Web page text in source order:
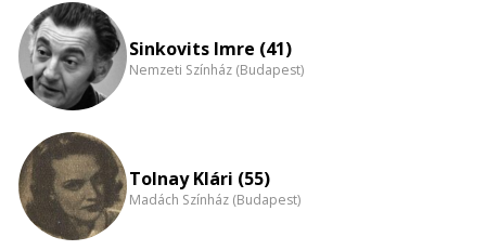
nagyítása
Sinkovits Imre (41)
Nemzeti Színház (Budapest)
Tolnay Klári (55)
Madách Színház (Budapest)